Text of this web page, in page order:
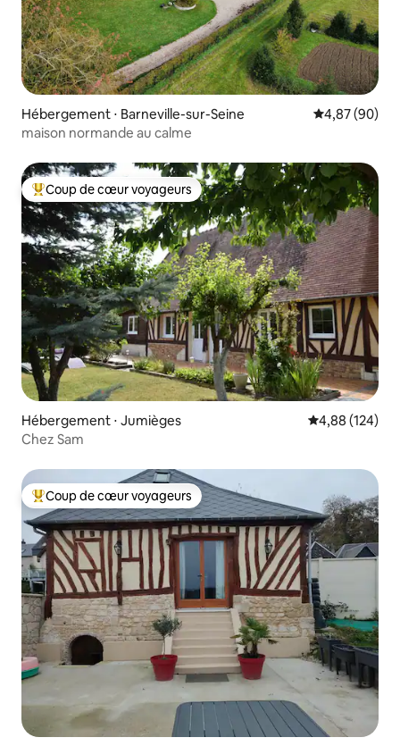
Hébergement ⋅ Barneville-sur-Seine Évaluation
4,87 (90)
maison normande au calme
Coups de cœur voyageurs les plus appréciés
Coup de cœur voyageurs
Hébergement ⋅ Jumièges Évaluation
4,88 (124)
Chez Sam
Coups de cœur voyageurs les plus appréciés
Coup de cœur voyageurs